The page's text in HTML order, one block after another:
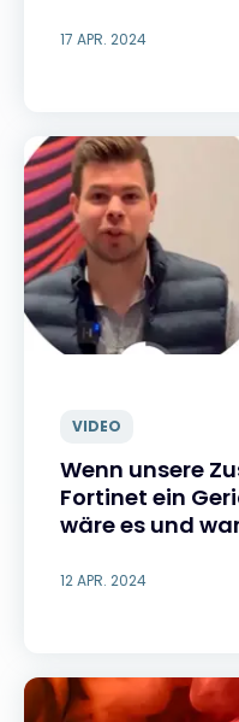
17 APR. 2024
VIDEO
Wenn unsere
Fortinet ein
wäre es und
12 APR. 2024